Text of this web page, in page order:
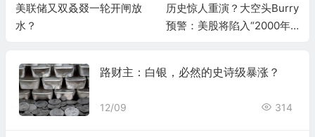
美联储又双叒叕一轮开闸放
水？
历史惊人重演？大空头Burry
预警：美股将陷入“2000年
路财主：白银，必然的史诗级暴涨？
12/09 314